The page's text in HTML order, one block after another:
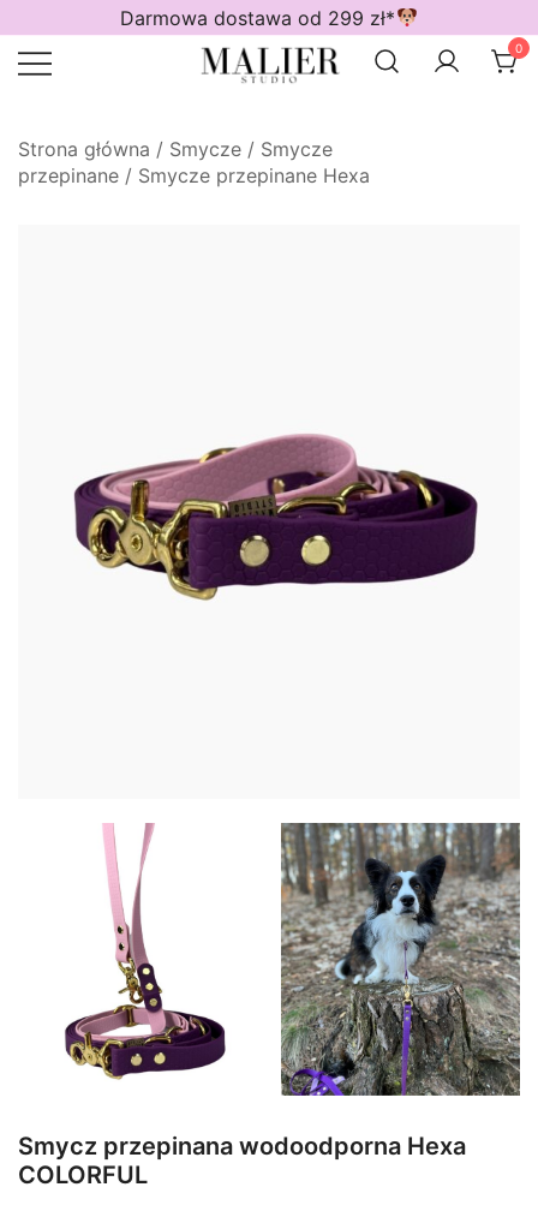
do
treści
Darmowa dostawa od 299 zł*
0
Strona główna / Smycze / Smycze
przepinane / Smycze przepinane Hexa
Smycz przepinana wodoodporna Hexa
COLORFUL